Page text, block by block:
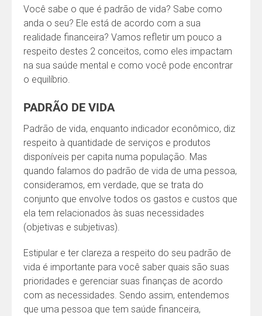
Você sabe o que é padrão de vida? Sabe como
anda o seu? Ele está de acordo com a sua
realidade financeira? Vamos refletir um pouco a
respeito destes 2 conceitos, como eles impactam
na sua saúde mental e como você pode encontrar
o equilíbrio.
PADRÃO DE VIDA
Padrão de vida, enquanto indicador econômico, diz
respeito à quantidade de serviços e produtos
disponíveis per capita numa população. Mas
quando falamos do padrão de vida de uma pessoa,
consideramos, em verdade, que se trata do
conjunto que envolve todos os gastos e custos que
ela tem relacionados às suas necessidades
(objetivas e subjetivas).
Estipular e ter clareza a respeito do seu padrão de
vida é importante para você saber quais são suas
prioridades e gerenciar suas finanças de acordo
com as necessidades. Sendo assim, entendemos
que uma pessoa que tem saúde financeira,